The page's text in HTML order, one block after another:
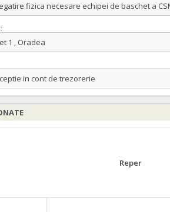
fizica necesare echipei de baschet a
1 , Oradea
in cont de trezorerie
Reper